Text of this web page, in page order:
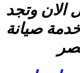
الان وتجد
صيانة